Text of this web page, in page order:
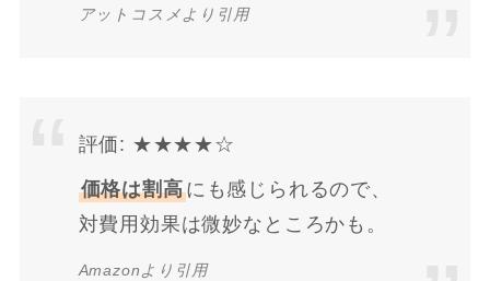
アットコスメより引用
評価: ★★★★☆
価格は割高にも感じられるので、
対費用効果は微妙なところかも。
Amazonより引用